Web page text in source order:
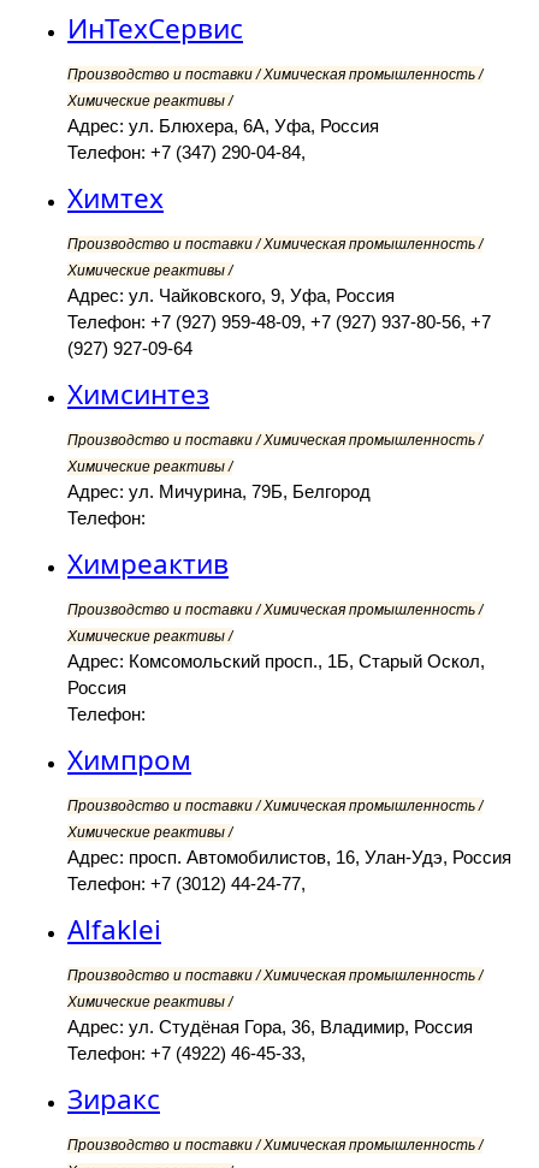
ИнТехСервис
Производство и поставки / Химическая промышленность /
Химические реактивы /
Адрес: ул. Блюхера, 6А, Уфа, Россия
Телефон: +7 (347) 290-04-84,
Химтех
Производство и поставки / Химическая промышленность /
Химические реактивы /
Адрес: ул. Чайковского, 9, Уфа, Россия
Телефон: +7 (927) 959-48-09, +7 (927) 937-80-56, +7
(927) 927-09-64
Химсинтез
Производство и поставки / Химическая промышленность /
Химические реактивы /
Адрес: ул. Мичурина, 79Б, Белгород
Телефон:
Химреактив
Производство и поставки / Химическая промышленность /
Химические реактивы /
Адрес: Комсомольский просп., 1Б, Старый Оскол,
Россия
Телефон:
Химпром
Производство и поставки / Химическая промышленность /
Химические реактивы /
Адрес: просп. Автомобилистов, 16, Улан-Удэ, Россия
Телефон: +7 (3012) 44-24-77,
Alfaklei
Производство и поставки / Химическая промышленность /
Химические реактивы /
Адрес: ул. Студёная Гора, 36, Владимир, Россия
Телефон: +7 (4922) 46-45-33,
Зиракс
Производство и поставки / Химическая промышленность /